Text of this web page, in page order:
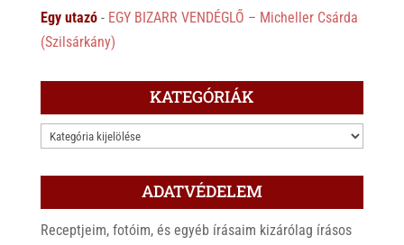
Egy utazó- EGY BIZARR VENDÉGLŐ – Micheller Csárda
(Szilsárkány)
KATEGÓRIÁK
KATEGÓRIÁK
ADATVÉDELEM
Receptjeim, fotóim, és egyéb írásaim kizárólag írásos